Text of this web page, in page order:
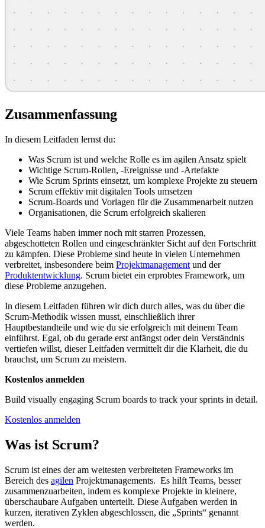
Zusammenfassung
In diesem Leitfaden lernst du:
Was Scrum ist und welche Rolle es im agilen Ansatz spielt
Wichtige Scrum‑Rollen, -Ereignisse und -Artefakte
Wie Scrum Sprints einsetzt, um komplexe Projekte zu steuern
Scrum effektiv mit digitalen Tools umsetzen
Scrum-Boards und Vorlagen für die Zusammenarbeit nutzen
Organisationen, die Scrum erfolgreich skalieren
Viele Teams haben immer noch mit starren Prozessen,
abgeschotteten Rollen und eingeschränkter Sicht auf den Fortschritt
zu kämpfen. Diese Probleme sind heute in vielen Unternehmen
verbreitet, insbesondere beim Projektmanagement und der
Produktentwicklung. Scrum bietet ein erprobtes Framework, um
diese Probleme anzugehen.
In diesem Leitfaden führen wir dich durch alles, was du über die
Scrum‑Methodik wissen musst, einschließlich ihrer
Hauptbestandteile und wie du sie erfolgreich mit deinem Team
einführst. Egal, ob du gerade erst anfängst oder dein Verständnis
vertiefen willst, dieser Leitfaden vermittelt dir die Klarheit, die du
brauchst, um Scrum zu meistern.
Kostenlos anmelden
Build visually engaging Scrum boards to track your sprints in detail.
Kostenlos anmelden
Was ist Scrum?
Scrum ist eines der am weitesten verbreiteten Frameworks im
Bereich des agilen Projektmanagements. Es hilft Teams, besser
zusammenzuarbeiten, indem es komplexe Projekte in kleinere,
überschaubare Aufgaben unterteilt. Diese Aufgaben werden in
kurzen, iterativen Zyklen abgeschlossen, die „Sprints“ genannt
werden.